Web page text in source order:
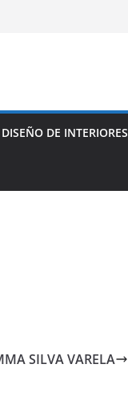
DE INTERIORES
SILVA VARELA